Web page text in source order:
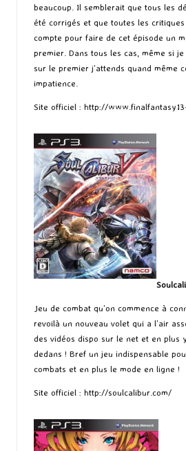
beaucoup. Il semblerait que tous les
été corrigés et que toutes les
compte pour faire de cet épisode un
premier. Dans tous les cas, même si
sur le premier j’attends quand même
impatience.
Site officiel : http://
Jeu de combat qu’on commence à
revoilà un nouveau volet qui a l’air
des vidéos dispo sur le net et en plus
dedans ! Bref un jeu indispensable
combats et en plus le mode en ligne !
Site officiel : http://soulcalibur.com/